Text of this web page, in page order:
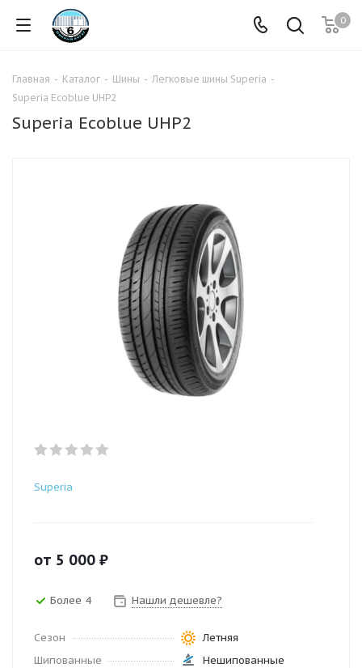
0
Главная - Каталог - Шины - Легковые шины Superia -
Superia Ecoblue UHP2
Superia Ecoblue UHP2
Superia
от 5 000 ₽
Более 4 Нашли дешевле?
Сезон
Летняя
Шипованные
Нешипованные